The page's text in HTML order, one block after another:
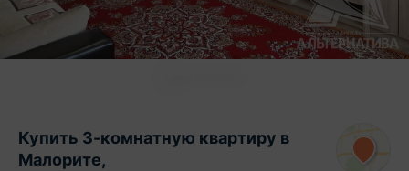
Купить 3-комнатную квартиру в
Малорите,